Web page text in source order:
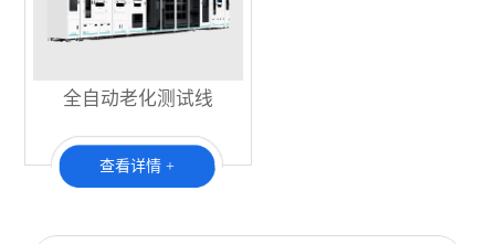
全自动老化测试线
查看详情 +